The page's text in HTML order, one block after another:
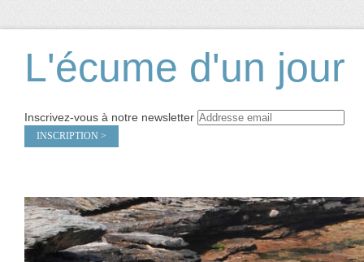
L'écume d'un jour
Inscrivez-vous à notre newsletter